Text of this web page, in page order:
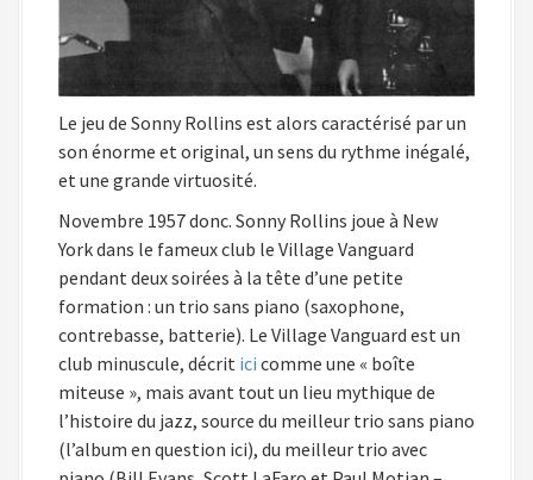
Le jeu de Sonny Rollins est alors caractérisé par un
son énorme et original, un sens du rythme inégalé,
et une grande virtuosité.
Novembre 1957 donc. Sonny Rollins joue à New
York dans le fameux club le Village Vanguard
pendant deux soirées à la tête d’une petite
formation : un trio sans piano (saxophone,
contrebasse, batterie). Le Village Vanguard est un
club minuscule, décrit ici comme une « boîte
miteuse », mais avant tout un lieu mythique de
l’histoire du jazz, source du meilleur trio sans piano
(l’album en question ici), du meilleur trio avec